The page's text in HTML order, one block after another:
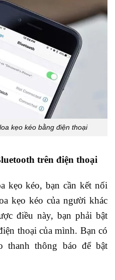
kẹo kéo bằng điện thoại
trên điện thoại
kẹo kéo, bạn cần kết nối
kẹo kéo của người khác
điều này, bạn phải bật
thoại của mình. Bạn có
thanh thông báo để bật